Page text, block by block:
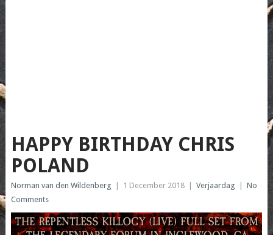
HAPPY BIRTHDAY CHRIS
POLAND
Norman van den Wildenberg 1 December 2018 Verjaardag
No
Comments